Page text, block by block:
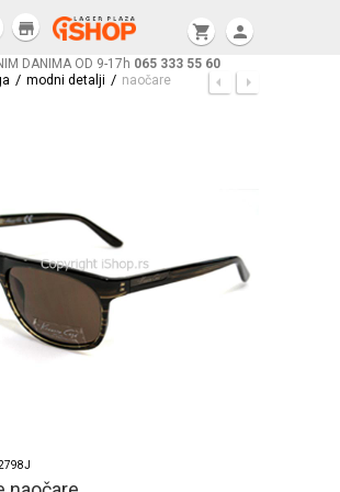
DANIMA OD 9-17h 065 333 55 60
shopping_cart person
store
/ modni detalji / naočare